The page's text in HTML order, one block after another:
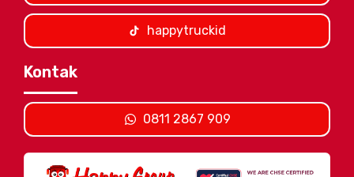
happytruckid
Kontak
0811 2867 909